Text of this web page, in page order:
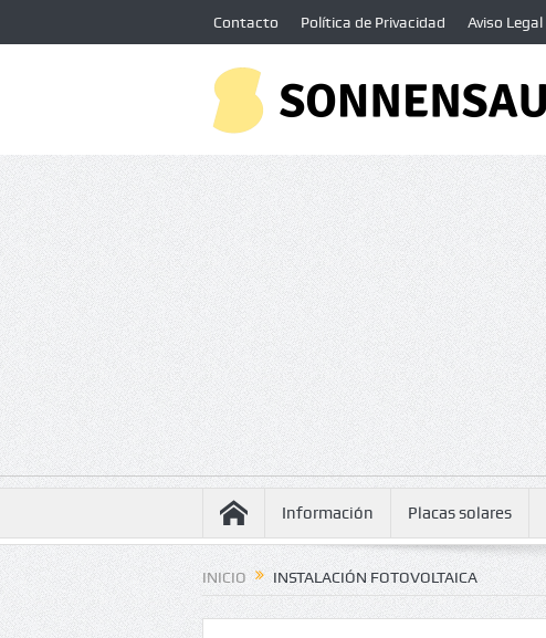
Contacto Política de Privacidad Aviso Legal
Información Placas solares
INICIO INSTALACIÓN FOTOVOLTAICA